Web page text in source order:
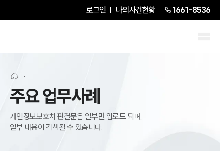
로그인 나의사건현황 1661-8536
주요 업무사례
개인정보보호차 판결문은 일부만 업로드 되며,
일부 내용이 각색될 수 있습니다.